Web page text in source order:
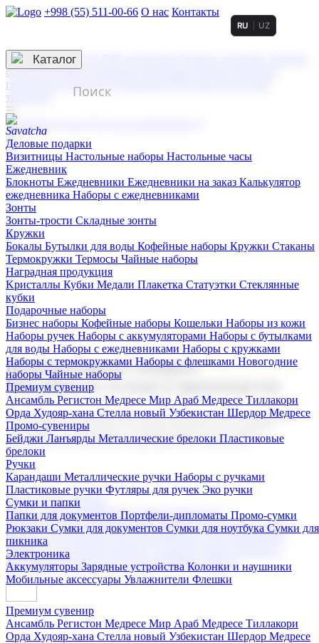
+998 (55) 511-00-66 О нас Контакты
3D гравировка
смолой (Doming)
гравировка твердая
тиснение
RU UZ
☰
Контакты
Каталог
Деловые подарки
Визитницы Настольные наборы Настольные часы
Ежедневник
Блокноты Ежедневники Ежедневники на заказ Калькулятор
ежедневника Наборы с ежедневниками
Зонты
Зонты-трости Складные зонты
Кружки
Бокалы Бутылки для воды Кофейные наборы Кружки Стаканы
Термокружки Термосы Чайные наборы
Наградная продукция
Kристаллы Кубки Медали Плакетка Статуэтки Стеклянные
кубки
Подарочные наборы
Бизнес наборы Кофейные наборы Кошельки Наборы из кожи
Наборы ручек Наборы с аккумуляторами Наборы с бутылками
для воды Наборы с ежедневниками Наборы с кружками
Наборы с термокружками Наборы с флешками Новогодние
наборы Чайные наборы
Премиум сувенир
Ансамбль Регистон Медресе Мир Араб Медресе Тиллакори
Орда Худояр-хана Стелла новый Узбекистан Шердор Медресе
Промо-сувениры
Бейджи Ланъярды Металлические брелоки Пластиковые
брелоки
Ручки
Карандаши Металлические ручки Наборы с ручками
Пластиковые ручки Футляры для ручек Эко ручки
Сумки и папки
Папки для документов Портфели-дипломаты Промо-сумки
Рюкзаки Сумки для документов Сумки для ноутбука Сумки для
пикника
Электроника
Аккумуляторы Зарядные устройства Колонки и наушники
Мобильные аксессуары Увлажнители Флешки
Корпоративные подарки
Поставка со склада и производство
Мы предлагаем широкий выбор корпоративных подарков и
сувениров с логотипом. В нашем каталоге вы найдете
продукцию для бизнеса, мероприятия и клиентов.
Подарочные наборы
Бизнес наборыКофейные наборы Кошельки
Наборы из кожиНаборы ручекНаборы с аккумуляторами
Наборы с бутылками для воды
Наборы с ежедневниками
Наборы с кружками
флешкамиНовогодние наборыЧайные наборы
Премиум сувенир
Ансамбль Регистон Медресе Мир Араб Медресе Тиллакори
Орда Худояр-хана Стелла новый Узбекистан Шердор Медресе